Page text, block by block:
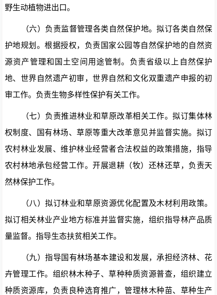
野生动植物进出口。
（六）负责监督管理各类自然保护地。拟订各类自然保
护地规划。根据授权，负责国家公园等自然保护地的自然资
源资产管理和国土空间用途管制。 负责省级以上自然保护
地、 世界自然遗产初审，世界自然和文化双重遗产申报的初
审工作。负责生物多样性保护有关工作。
（七）负责推进林业和草原改革相关工作。拟订集体林
权制度、国有林场、草原等重大改革意见并监督实施。拟订
农村林业发展、维护林业经营者合法权益的政策措施，指导
农村林地承包经营工作。开展退耕（牧）还林还草，负责天
然林保护工作。
（八）拟订林业和草原资源优化配置及木材利用政策。
拟订相关林业产业地方标准并监督实施，组织指导林产品质
量监督。指导生态扶贫相关工作。
（九）指导国有林场基本建设和发展， 承担经济林、花
卉管理工作。 组织林木种子、草种种质资源普查，组织建立
种质资源库，负责良种选育推广，管理林木种苗、草种生产